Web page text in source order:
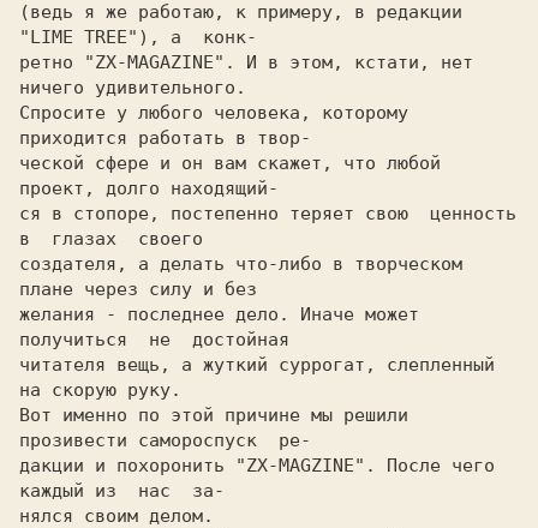
(ведь я же работаю, к примеру, в редакции
"LIME TREE"), а  конк-
ретно "ZX-MAGAZINE". И в этом, кстати, нет
ничего удивительного.
Спросите у любого человека, которому
приходится работать в твор-
ческой сфере и он вам скажет, что любой
проект, долго находящий-
ся в стопоре, постепенно теряет свою  ценность
в  глазах  своего
создателя, а делать что-либо в творческом
плане через силу и без
желания - последнее дело. Иначе может
получиться  не  достойная
читателя вещь, а жуткий суррогат, слепленный
на скорую руку.
Вот именно по этой причине мы решили
прозивести самороспуск  ре-
дакции и похоронить "ZX-MAGZINE". После чего
каждый из  нас  за-
нялся своим делом.